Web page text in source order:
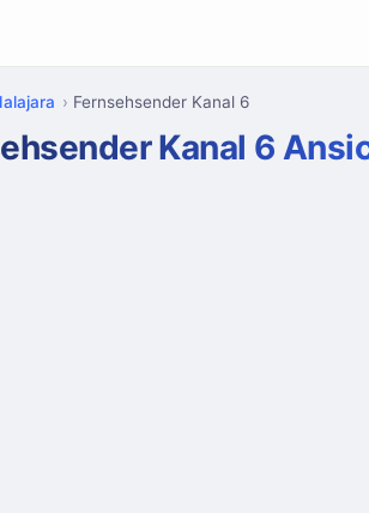
Fernsehsender Kanal 6
Kanal 6